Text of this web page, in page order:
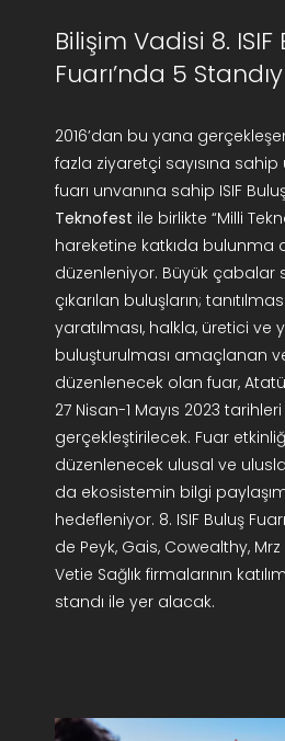
Bilişim Vadisi 8. ISIF
Fuarı’nda 5
2016’dan bu yana
fazla ziyaretçi sayısına
fuarı unvanına sahip ISIF
Teknofest ile birlikte “Milli
hareketine katkıda bulunma
düzenleniyor. Büyük
çıkarılan buluşların;
yaratılması, halkla, üretici ve
buluşturulması amaçlanan
düzenlenecek olan fuar,
27 Nisan-1 Mayıs 2023
gerçekleştirilecek. Fuar
düzenlenecek ulusal ve
da ekosistemin bilgi
hedefleniyor. 8. ISIF Buluş
de Peyk, Gais, Cowealthy,
Vetie Sağlık firmalarının
standı ile yer alacak.